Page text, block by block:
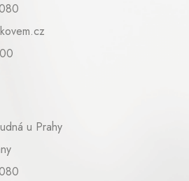
u Prahy